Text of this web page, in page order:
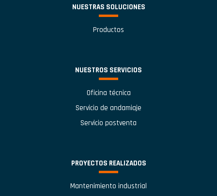
NUESTRAS SOLUCIONES
Productos
NUESTROS SERVICIOS
Oficina técnica
Servicio de andamiaje
Servicio postventa
PROYECTOS REALIZADOS
Mantenimiento industrial